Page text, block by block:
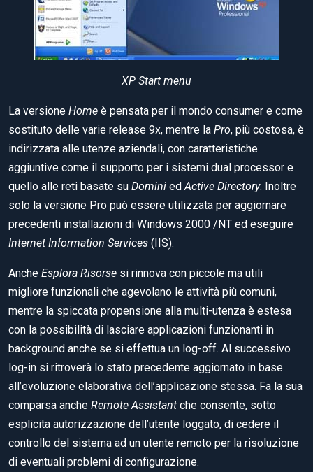
XP Start menu
La versione Home è pensata per il mondo consumer e come
sostituto delle varie release 9x, mentre la Pro, più costosa, è
indirizzata alle utenze aziendali, con caratteristiche
aggiuntive come il supporto per i sistemi dual processor e
quello alle reti basate su Domini ed Active Directory. Inoltre
solo la versione Pro può essere utilizzata per aggiornare
precedenti installazioni di Windows 2000 /NT ed eseguire
Internet Information Services (IIS).
Anche Esplora Risorse si rinnova con piccole ma utili
migliore funzionali che agevolano le attività più comuni,
mentre la spiccata propensione alla multi-utenza è estesa
con la possibilità di lasciare applicazioni funzionanti in
background anche se si effettua un log-off. Al successivo
log-in si ritroverà lo stato precedente aggiornato in base
all’evoluzione elaborativa dell’applicazione stessa. Fa la sua
comparsa anche Remote Assistant che consente, sotto
esplicita autorizzazione dell’utente loggato, di cedere il
controllo del sistema ad un utente remoto per la risoluzione
di eventuali problemi di configurazione.